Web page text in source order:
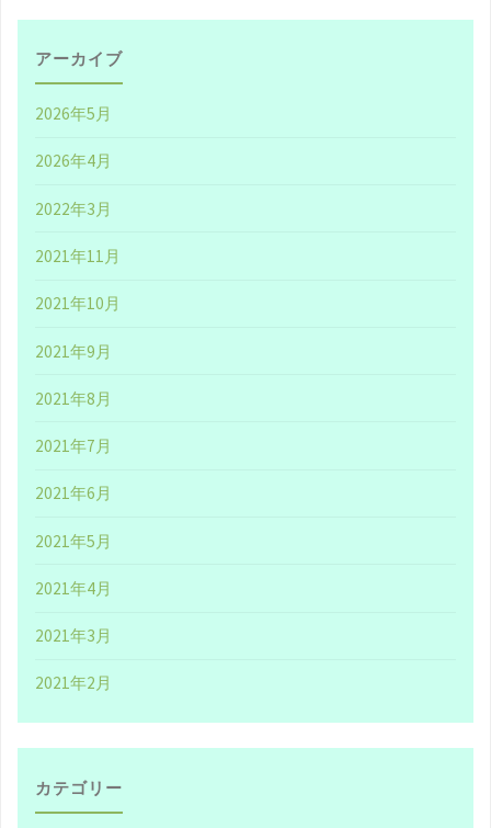
アーカイブ
2026年5月
2026年4月
2022年3月
2021年11月
2021年10月
2021年9月
2021年8月
2021年7月
2021年6月
2021年5月
2021年4月
2021年3月
2021年2月
カテゴリー